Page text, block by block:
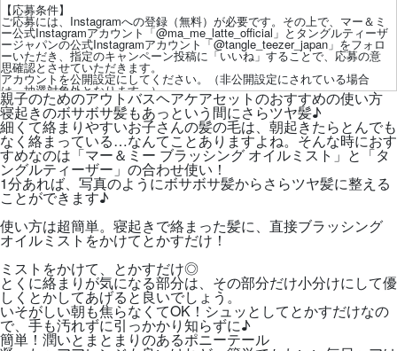
【応募条件】
ご応募には、Instagramへの登録（無料）が必要です。その上で、マー＆ミ
ー公式Instagramアカウント 「@ma_me_latte_official」 とタングルティーザ
ージャパンの公式Instagramアカウント 「@tangle_teezer_japan」 をフォロ
ーいただき、指定のキャンペーン投稿に「いいね」することで、応募の意
思確認とさせていただきます。
アカウントを公開設定にしてください。（非公開設定にされている場合
は、抽選対象外となります。）
ご応募締切後、厳正なる抽選の上、当選の方を決定いたします。（以下
「当選者」といいます。）当選者の方は「賞品」を撮影いただき、ご自身
のInstagramで投稿してください。
同一住所にお住まいの複数の方が当選された場合は、１名のみの当選とさ
せていただきます。
ご応募は、PC、スマートフォン、フィーチャーフォン（ガラケー）から
Instagramを利用して行うことができます。ただし、一部の機種やブラウザ
では応募できない場合がございます。また、PHSからの応募はできませ
ん。
ご応募いただける方（以下「応募者」といいます。）は、日本国内の住所
に継続的に居住され、かつ、日本国内にて賞品の受取りができる方に限ら
せていただきます。
応募者が未成年者の方の場合、保護者等の法定代理人のご同意が必要で
す。
クラシエグループの従業員及び関係者の応募はできません。
応募者は、暴力団員等の反社会的勢力に該当しないことを確約するものと
します。
本キャンペーンは、Instagramを運営するMeta社とは関係ありません。
【応募方法】
下記の手順にて、ご応募ください。
ステップ①
親子のためのアウトバスヘアケアセットのおすすめの使い方
寝起きのボサボサ髪もあっという間にさらツヤ髪♪
細くて絡まりやすいお子さんの髪の毛は、朝起きたらとんでも
なく絡まっている…なんてことありますよね。そんな時におす
すめなのは「マー＆ミー ブラッシング オイルミスト」と「タ
ングルティーザー」の合わせ使い！
1分あれば、写真のようにボサボサ髪からさらツヤ髪に整える
ことができます♪
使い方は超簡単。寝起きで絡まった髪に、直接ブラッシング
オイルミストをかけてとかすだけ！
ミストをかけて、とかすだけ◎
とくに絡まりが気になる部分は、その部分だけ小分けにして優
しくとかしてあげると良いでしょう。
いそがしい朝も焦らなくてOK！シュッとしてとかすだけなの
で、手も汚れずに引っかかり知らずに♪
簡単！潤いとまとまりのあるポニーテール